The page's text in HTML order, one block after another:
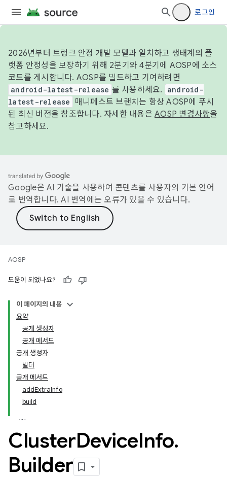
로그인
2026년부터 트렁크 안정 개발 모델과 일치하고 생태계의 플
랫폼 안정성을 보장하기 위해 2분기와 4분기에 AOSP에 소스
코드를 게시합니다. AOSP를 빌드하고 기여하려면
android-latest-release 를 사용하세요.
android-
latest-release
매니페스트 브랜치는 항상 AOSP에 푸시
된 최신 버전을 참조합니다. 자세한 내용은 AOSP 변경사항을
참고하세요.
Google은 AI 기술을 사용하여 콘텐츠를 사용자의 기본 언어
로 번역합니다. AI 번역에는 오류가 있을 수 있습니다.
AOSP
도움이 되었나요?
이 페이지의 내용
요약
공개 생성자
공개 메서드
공개 생성자
빌더
공개 메서드
addExtraInfo
build
ClusterDeviceInfo.
Builder